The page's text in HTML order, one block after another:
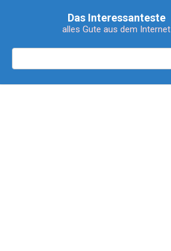
Das Interessanteste
alles Gute aus dem Internet